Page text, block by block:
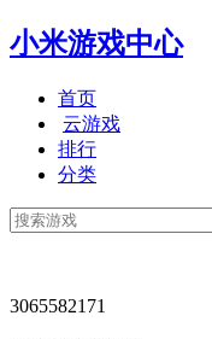
小米游戏中心
首页
云游戏
排行
分类
3065582171